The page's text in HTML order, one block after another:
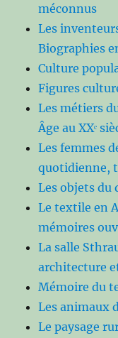
méconnus
Les
Biographies
Culture
Figures
Les métiers
Âge au XXᵉ
Les femmes
quotidienne,
Les objets du
Le textile en
mémoires
La salle
architecture
Mémoire du
Les animaux
Le paysage